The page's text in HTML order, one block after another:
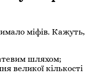
міфів. Кажуть,
шляхом;
великої кількості